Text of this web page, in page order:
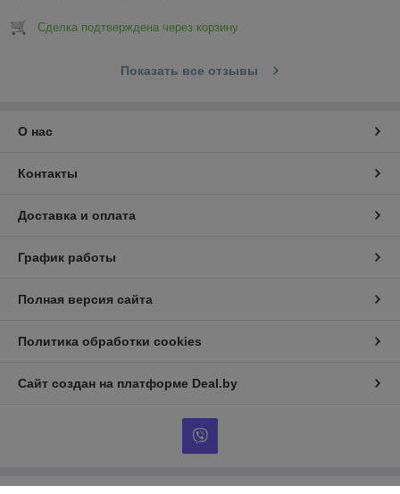
Сделка подтверждена через корзину
Показать все отзывы
О нас
Контакты
Доставка и оплата
График работы
Полная версия сайта
Политика обработки cookies
Сайт создан на платформе Deal.by